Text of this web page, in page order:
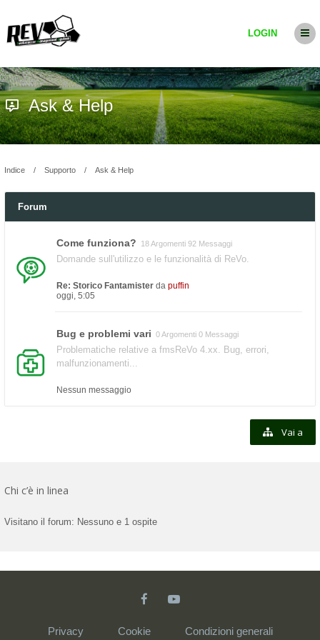
LOGIN
Ask & Help
Indice Supporto Ask & Help
Forum
Come funziona? 18 Argomenti 92 Messaggi
Domande sull'utilizzo e le funzionalità di ReVo.
Re: Storico Fantamister da puffin
oggi, 5:05
Bug e problemi vari 0 Argomenti 0 Messaggi
Problematiche relative a fmsReVo 4.xx. Bug, errori,
malfunzionamenti...
Nessun messaggio
Vai a
Chi c’è in linea
Visitano il forum: Nessuno e 1 ospite
Privacy Cookie Condizioni generali